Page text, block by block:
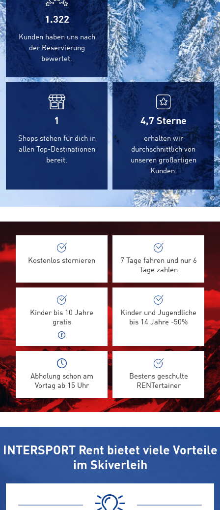
1.322
Kunden haben uns nach
der Reservierung
bewertet.
1
Shops stehen für dich in
allen Top-Destinationen
bereit.
4,7 Sterne
erhalten wir
durchschnittlich von
unseren großartigen
Kunden.
©
Kostenlos stornieren
7 Tage fahren und nur 6
Tage zahlen
Kinder bis 10 Jahre
gratis
Kinder und Jugendliche
bis 14 Jahre -50%
Abholung schon am
Vortag ab 15 Uhr
Bestens geschulte
RENTertainer
INTERSPORT Rent bietet viele Vorteile
im Skiverleih